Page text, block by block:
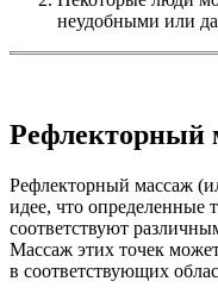
неудобными или
Рефлекторный
Рефлекторный массаж
идее, что определенные
соответствуют
Массаж этих точек
в соответствующих